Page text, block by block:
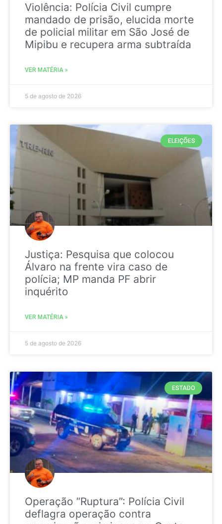
Violência: Polícia Civil cumpre
mandado de prisão, elucida morte
de policial militar em São José de
Mipibu e recupera arma subtraída
VER MATÉRIA »
5 de agosto de 2026
ELEIÇÕES
Justiça: Pesquisa que colocou
Álvaro na frente vira caso de
polícia; MP manda PF abrir
inquérito
VER MATÉRIA »
5 de agosto de 2026
ESTADO
Operação “Ruptura”: Polícia Civil
deflagra operação contra